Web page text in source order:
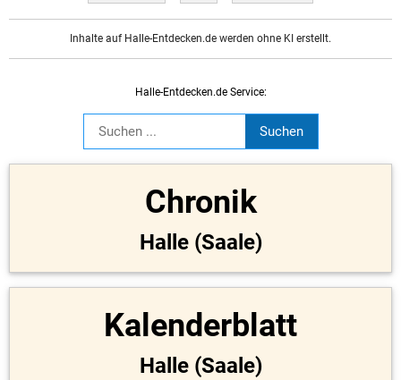
Inhalte auf Halle-Entdecken.de werden ohne KI erstellt.
Halle-Entdecken.de Service:
Chronik
Halle (Saale)
Kalenderblatt
Halle (Saale)